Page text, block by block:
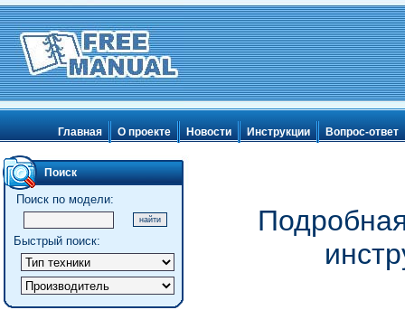
Главная О проекте Новости Инструкции Вопрос-ответ
Поиск
Поиск по модели:
Быстрый поиск: